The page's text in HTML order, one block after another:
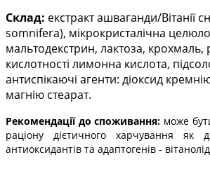
Склад: екстракт ашваганди/Вітанії
somnifera), мікрокристалічна
мальтодекстрин, лактоза, крохмаль,
кислотності лимонна кислота,
антиспікаючі агенти: діоксид
магнію стеарат.
Рекомендації до споживання: може
раціону дієтичного харчування як
антиоксидантів та адаптогенів -